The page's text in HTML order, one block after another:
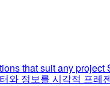
that suit any project
와 정보를 시각적 프레